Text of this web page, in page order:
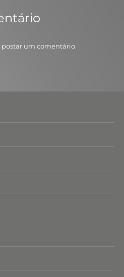
postar um comentário.